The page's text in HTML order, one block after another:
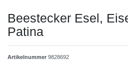
Beestecker Esel,
Patina
Artikelnummer 9828692